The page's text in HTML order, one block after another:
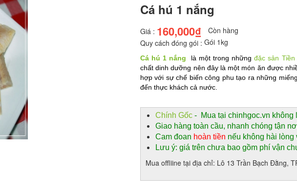
Cá hú 1 nắng
Giá : 160,000₫
Còn hàng
Quy cách đóng gói : Gói 1kg
Cá hú 1 nắng là một trong những đặc sản Tiền
chất dinh dưỡng nên đây là một món ăn được
hợp với sự chế biến công phu tạo ra những
đến thực khách cả nước.
Chính Gốc - Mua tại chinhgoc.vn không
Giao hàng toàn cầu, nhanh chóng tận
Cam đoan hoàn tiền nếu không hài
Lưu ý: giá trên chưa bao gồm phí vận
Mua offliine tại địa chỉ: Lô 13 Trần Bạch Đằng,